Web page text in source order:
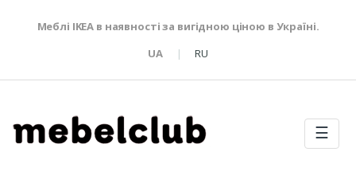
Меблі IKEA в наявності за вигідною ціною в Україні.
UA
RU
☰